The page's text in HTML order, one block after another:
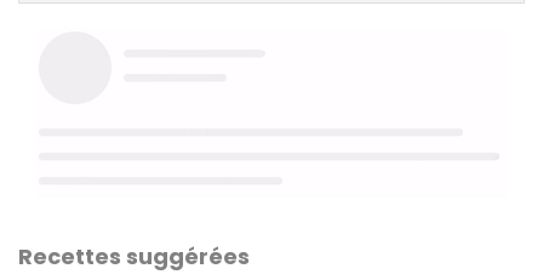
Recettes suggérées